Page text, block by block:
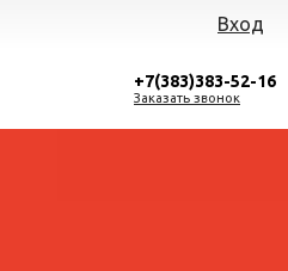
Вход
+7(383)383-52-16
Заказать звонок